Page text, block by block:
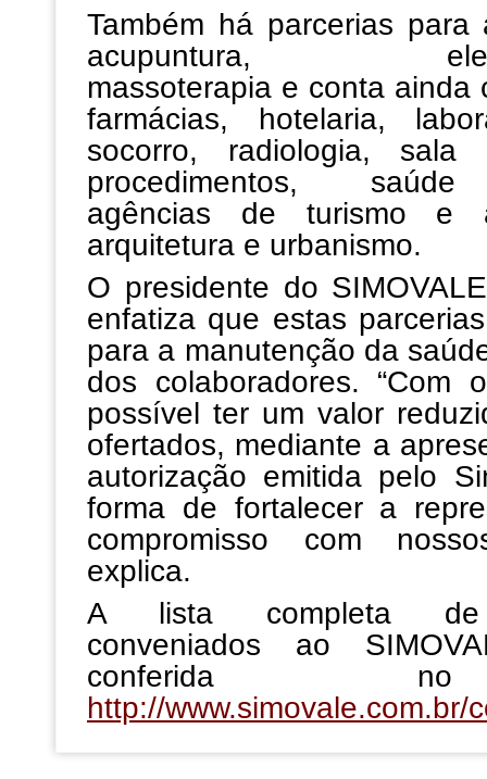
Também há parcerias para
acupuntura,
massoterapia e conta ainda
farmácias, hotelaria,
socorro, radiologia,
procedimentos, saúde
agências de turismo e
arquitetura e urbanismo.
O presidente do
enfatiza que estas
para a manutenção da
dos colaboradores. “Com
possível ter um valor
ofertados, mediante a
autorização emitida pelo
forma de fortalecer a
compromisso com
explica.
A lista completa de
conveniados ao
conferida
http://www.simovale.com.br/